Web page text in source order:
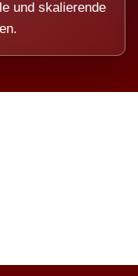
und skalierende